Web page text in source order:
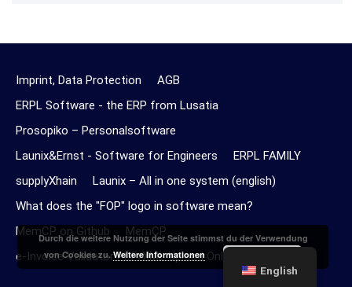
Imprint, Data Protection
AGB
ERPL Software - the ERP from Lusatia
Prosopiko – Personalsoftware
Launix&Ernst - Software for Engineers
ERPL FAMILY
supplyXhain
Launix – All in one system (english)
What does the "FOP" logo in software mean?
MemCP on Github
MemCP
e-Invoice Validator PDF/XML Upload Online
English
Durch die weitere Nutzung der Seite stimmst du der Verwendung
von Cookies zu.Weitere Informationen